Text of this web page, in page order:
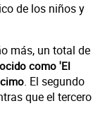
de los niños y
más, un total de
como 'El
. El segundo
que el tercero